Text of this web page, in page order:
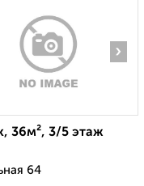
›
36м², 3/5 этаж
64